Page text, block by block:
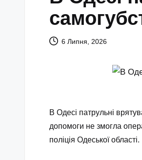
6 Липня, 2026
В Одесі патрульні
допомоги не змогла
поліція Одеської області.